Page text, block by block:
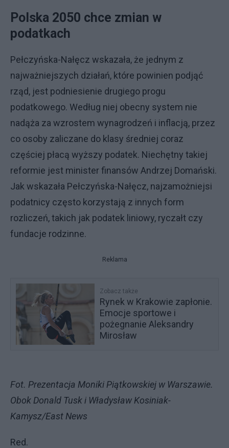
Polska 2050 chce zmian w
podatkach
Pełczyńska-Nałęcz wskazała, że jednym z
najważniejszych działań, które powinien podjąć
rząd, jest podniesienie drugiego progu
podatkowego. Według niej obecny system nie
nadąża za wzrostem wynagrodzeń i inflacją, przez
co osoby zaliczane do klasy średniej coraz
częściej płacą wyższy podatek. Niechętny takiej
reformie jest minister finansów Andrzej Domański.
Jak wskazała Pełczyńska-Nałęcz, najzamożniejsi
podatnicy często korzystają z innych form
rozliczeń, takich jak podatek liniowy, ryczałt czy
fundacje rodzinne.
Reklama
Zobacz także
Rynek w Krakowie zapłonie.
Emocje sportowe i
pożegnanie Aleksandry
Mirosław
Fot. Prezentacja Moniki Piątkowskiej w Warszawie.
Obok Donald Tusk i Władysław Kosiniak-
Kamysz/East News
Red.